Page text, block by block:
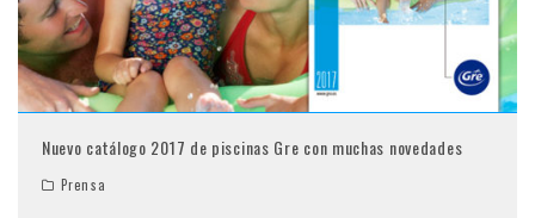
Nuevo catálogo 2017 de piscinas Gre con muchas novedades
Prensa